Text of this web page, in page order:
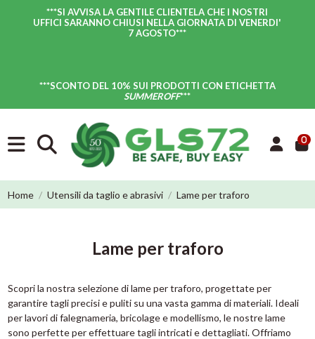
***SI AVVISA LA GENTILE CLIENTELA CHE I NOSTRI
UFFICI SARANNO CHIUSI NELLA GIORNATA DI VENERDI'
7 AGOSTO***
***SCONTO DEL 10% SUI PRODOTTI CON ETICHETTA
SUMMEROFF***
0
Home Utensili da taglio e abrasivi Lame per traforo
Lame per traforo
Scopri la nostra selezione di lame per traforo, progettate per
garantire tagli precisi e puliti su una vasta gamma di materiali. Ideali
per lavori di falegnameria, bricolage e modellismo, le nostre lame
sono perfette per effettuare tagli intricati e dettagliati. Offriamo